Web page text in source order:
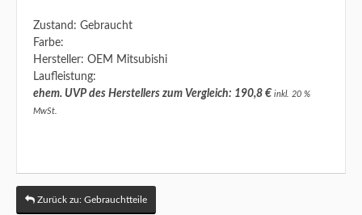
Zustand: Gebraucht
Farbe:
Hersteller: OEM Mitsubishi
Laufleistung:
ehem. UVP des Herstellers zum Vergleich: 190,8 € inkl. 20 %
MwSt.
Zurück zu: Gebrauchtteile